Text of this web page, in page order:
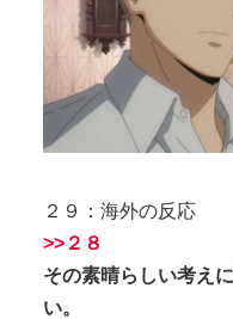
２９：海外の反応
>>２８
その素晴らしい考え
い。